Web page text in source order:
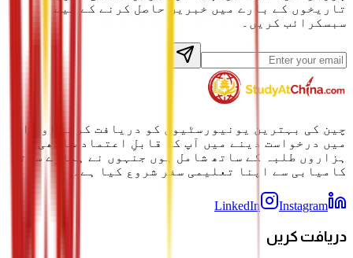
تاریخوں کے بارے میں خبریں حاصل کرنے کے لیے
سبسکرائب کریں۔
چین کی بہترین یونیورسٹیوں کو دریافت کرنے اور ان
میں درخواست دینے میں آپ کا قابلِ اعتماد ساتھی۔
ہزاروں طلبہ کے ساتھ شامل ہوں جنہوں نے ہمارے ساتھ
کامیابی سے اپنا تعلیمی سفر شروع کیا ہے۔
LinkedIn Instagram
دریافت کریں